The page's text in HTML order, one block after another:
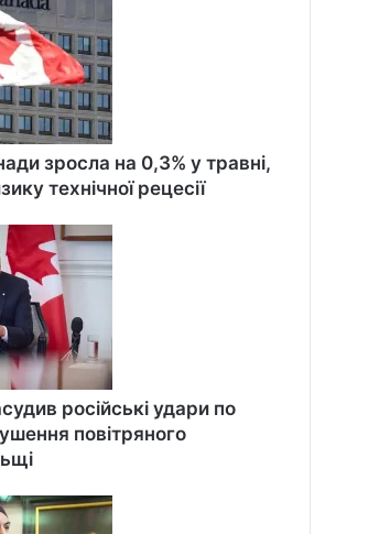
зросла на 0,3% у травні,
технічної рецесії
російські удари по
повітряного